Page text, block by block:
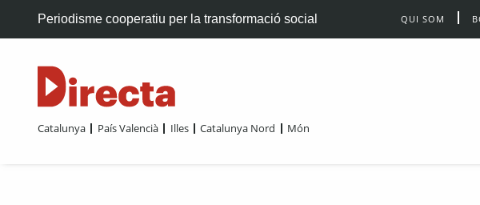
Periodisme cooperatiu per la transformació social QUI SOM
Catalunya País Valencià Illes Catalunya Nord Món